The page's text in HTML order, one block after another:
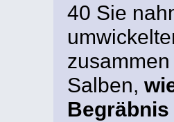
40 Sie
Salben,